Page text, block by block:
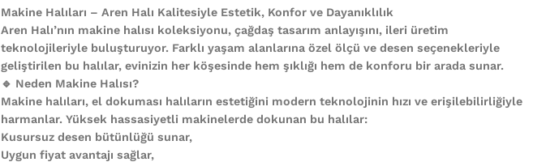
Makine Halıları – Aren Halı Kalitesiyle Estetik, Konfor ve Dayanıklılık
Aren Halı’nın makine halısı koleksiyonu, çağdaş tasarım anlayışını, ileri üretim
teknolojileriyle buluşturuyor. Farklı yaşam alanlarına özel ölçü ve desen seçenekleriyle
geliştirilen bu halılar, evinizin her köşesinde hem şıklığı hem de konforu bir arada sunar.
🔹 Neden Makine Halısı?
Makine halıları, el dokuması halıların estetiğini modern teknolojinin hızı ve erişilebilirliğiyle
harmanlar. Yüksek hassasiyetli makinelerde dokunan bu halılar:
Kusursuz desen bütünlüğü sunar,
Uygun fiyat avantajı sağlar,